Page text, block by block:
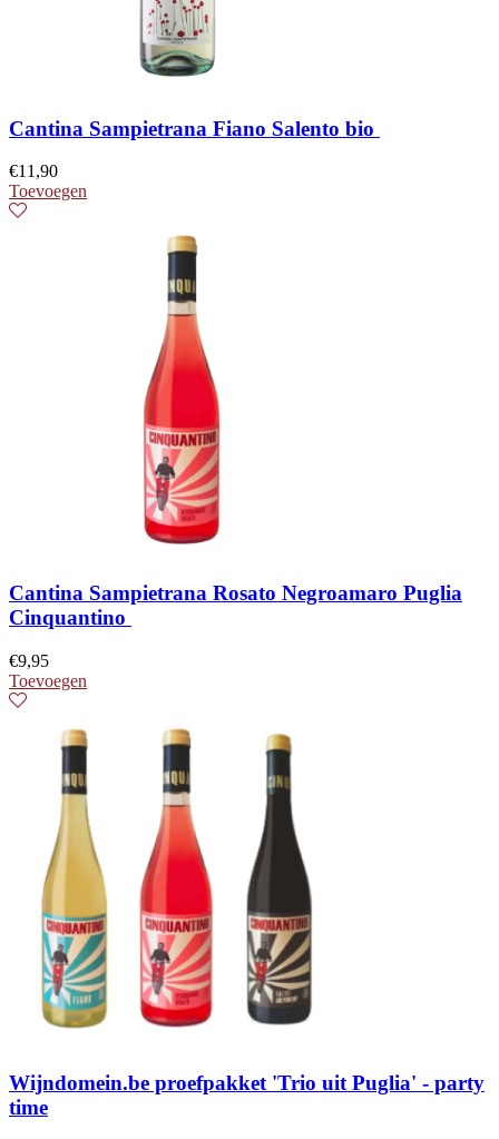
Cantina Sampietrana Fiano Salento bio
€11,90
Toevoegen
Cantina Sampietrana Rosato Negroamaro Puglia
Cinquantino
€9,95
Toevoegen
Wijndomein.be proefpakket 'Trio uit Puglia' - party
time